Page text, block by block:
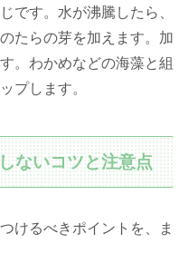
です。水が沸騰したら、
たらの芽を加えます。加
。わかめなどの海藻と組
プします。
ないコツと注意点
けるべきポイントを、ま